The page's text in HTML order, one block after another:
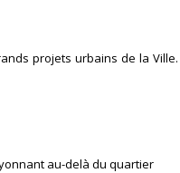
projets urbains de la
au-delà du quartier